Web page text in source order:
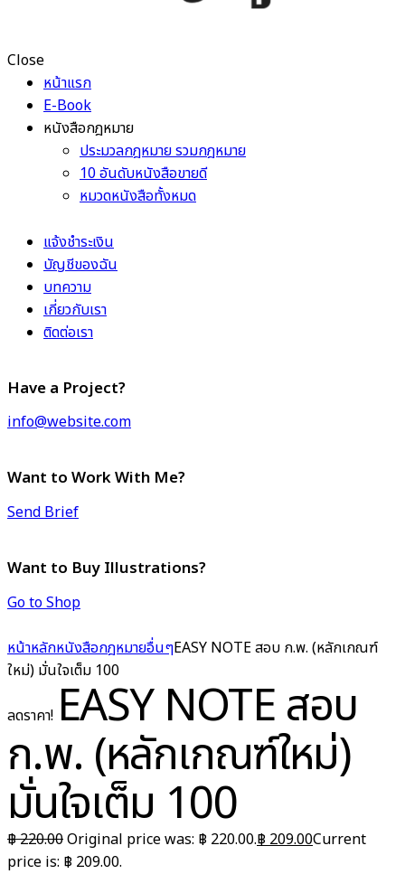
Close
หน้าแรก
E-Book
หนังสือกฎหมาย
ประมวลกฎหมาย รวมกฎหมาย
10 อันดับหนังสือขายดี
หมวดหนังสือทั้งหมด
แจ้งชำระเงิน
บัญชีของฉัน
บทความ
เกี่ยวกับเรา
ติดต่อเรา
Have a Project?
info@website.com
Want to Work With Me?
Send Brief
Want to Buy Illustrations?
Go to Shop
หน้าหลักหนังสือกฎหมายอื่นๆEASY NOTE สอบ ก.พ. (หลักเกณฑ์
ใหม่) มั่นใจเต็ม 100
ลดราคา! EASY NOTE สอบ
ก.พ. (หลักเกณฑ์ใหม่)
มั่นใจเต็ม 100
฿220.00Original price was: ฿ 220.00.฿ 209.00Current
price is: ฿ 209.00.